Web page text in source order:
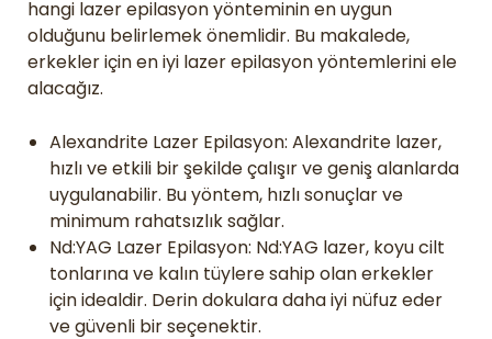
hangi lazer epilasyon yönteminin en uygun
olduğunu belirlemek önemlidir. Bu makalede,
erkekler için en iyi lazer epilasyon yöntemlerini ele
alacağız.
Alexandrite Lazer Epilasyon: Alexandrite lazer,
hızlı ve etkili bir şekilde çalışır ve geniş alanlarda
uygulanabilir. Bu yöntem, hızlı sonuçlar ve
minimum rahatsızlık sağlar.
Nd:YAG Lazer Epilasyon: Nd:YAG lazer, koyu cilt
tonlarına ve kalın tüylere sahip olan erkekler
için idealdir. Derin dokulara daha iyi nüfuz eder
ve güvenli bir seçenektir.